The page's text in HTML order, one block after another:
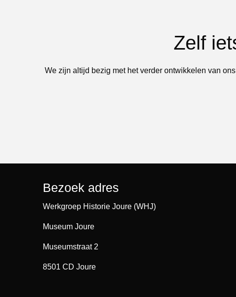
Zelf
We zijn altijd bezig met het verder ontwikkelen van
Bezoek adres
Werkgroep Historie Joure (WHJ)
Museum Joure
Museumstraat 2
8501 CD Joure